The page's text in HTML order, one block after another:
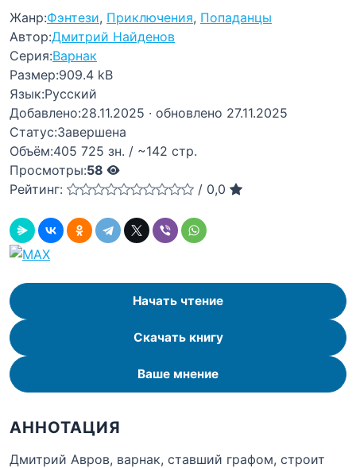
Жанр:Фэнтези, Приключения, Попаданцы
Автор:Дмитрий Найденов
Серия:Варнак
Размер:909.4 kB
Язык:Русский
Добавлено:28.11.2025 · обновлено 27.11.2025
Статус:Завершена
Объём:405 725 зн. / ~142 стр.
Просмотры:58
Рейтинг:
/ 0,0
Начать чтение
Скачать книгу
Ваше мнение
АННОТАЦИЯ
Дмитрий Авров, варнак, ставший графом, строит